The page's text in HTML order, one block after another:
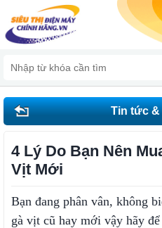
Tin tức &
4 Lý Do Bạn Nên
Vịt Mới
Bạn đang phân vân, không
gà vịt cũ hay mới vậy hãy để